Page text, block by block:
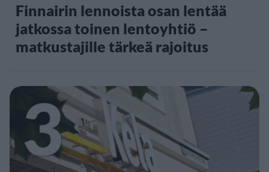
Finnairin lennoista osan lentää
jatkossa toinen lentoyhtiö –
matkustajille tärkeä rajoitus
3